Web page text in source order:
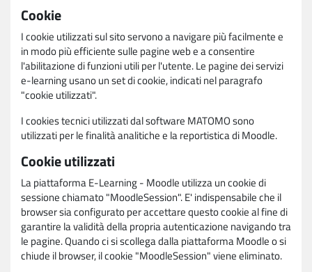
Cookie
I cookie utilizzati sul sito servono a navigare più facilmente e
in modo più efficiente sulle pagine web e a consentire
l'abilitazione di funzioni utili per l'utente. Le pagine dei servizi
e-learning usano un set di cookie, indicati nel paragrafo
"cookie utilizzati".
I cookies tecnici utilizzati dal software MATOMO sono
utilizzati per le finalità analitiche e la reportistica di Moodle.
Cookie utilizzati
La piattaforma E-Learning - Moodle utilizza un cookie di
sessione chiamato "MoodleSession". E' indispensabile che il
browser sia configurato per accettare questo cookie al fine di
garantire la validità della propria autenticazione navigando tra
le pagine. Quando ci si scollega dalla piattaforma Moodle o si
chiude il browser, il cookie "MoodleSession" viene eliminato.